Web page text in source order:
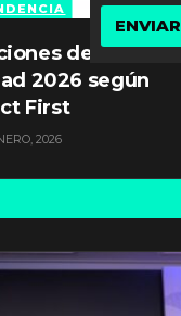
de
2026 según
First
2026
ENVIAR